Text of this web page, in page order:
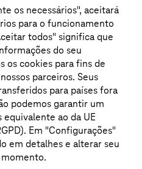
de gêneros
e simplificar
negócio. Dessa forma, a
em tempo real e
rápidas e melhores no dia
com as aplicações SAP
garante usabilidade
e intuitiva. E isso tudo
cliente
os necessários", aceitará
para o funcionamento
todos" significa que
do seu
os cookies para fins de
parceiros. Seus
para países fora
podemos garantir um
ao da UE
Em "Configurações"
em detalhes e alterar seu